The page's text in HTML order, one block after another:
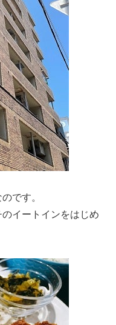
です。
イートインをはじめ